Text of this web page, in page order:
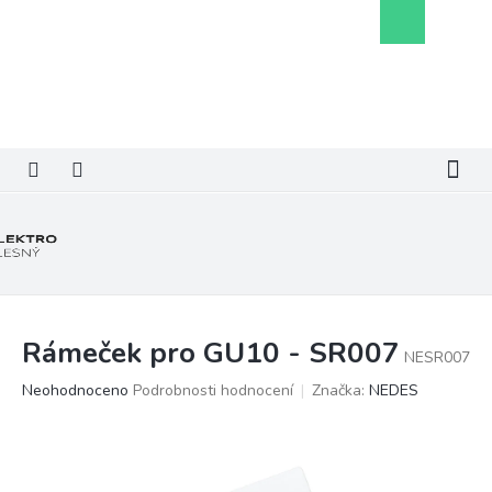
košík
Rámeček pro GU10 - SR007 NESR007
Průměrné
Neohodnoceno Podrobnosti hodnocení Značka: NEDES